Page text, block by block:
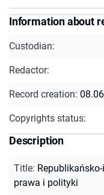
Information about
Custodian:
Redactor:
Record creation:
Copyrights status:
Description
Title:
prawa i polityki